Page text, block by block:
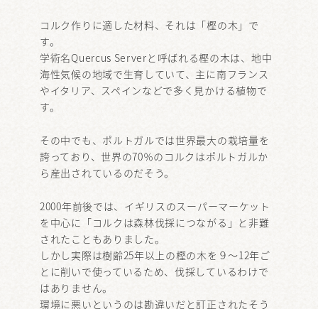
コルク作りに適した材料、それは「樫の木」で
す。
学術名Quercus Serverと呼ばれる樫の木は、地中
海性気候の地域で生育していて、主に南フランス
やイタリア、スペインなどで多く見かける植物で
す。
その中でも、ポルトガルでは世界最大の栽培量を
誇っており、世界の70％のコルクはポルトガルか
ら産出されているのだそう。
2000年前後では、イギリスのスーパーマーケット
を中心に「コルクは森林伐採につながる」と非難
されたこともありました。
しかし実際は樹齢25年以上の樫の木を９～12年ご
とに削いで使っているため、伐採しているわけで
はありません。
環境に悪いというのは勘違いだと訂正されたそう